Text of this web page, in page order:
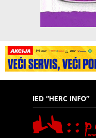
IED “HERC INFO”